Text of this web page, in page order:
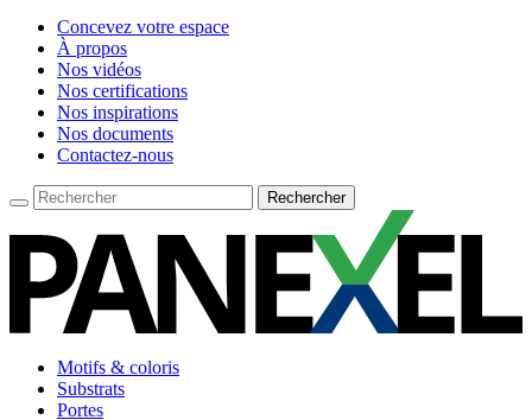
Concevez votre espace
À propos
Nos vidéos
Nos certifications
Nos inspirations
Nos documents
Contactez-nous
Motifs & coloris
Substrats
Portes